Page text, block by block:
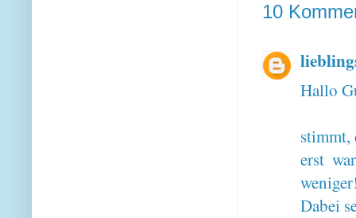
10
Hallo
stimmt,
erst
Dabei